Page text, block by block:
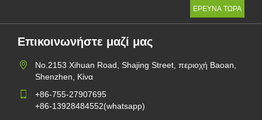
Επικοινωνήστε μαζί μας
No.2153 Xihuan Road, Shajing Street, περιοχή Baoan,
Shenzhen, Κίνα
+86-755-27907695
+86-13928484552(whatsapp)